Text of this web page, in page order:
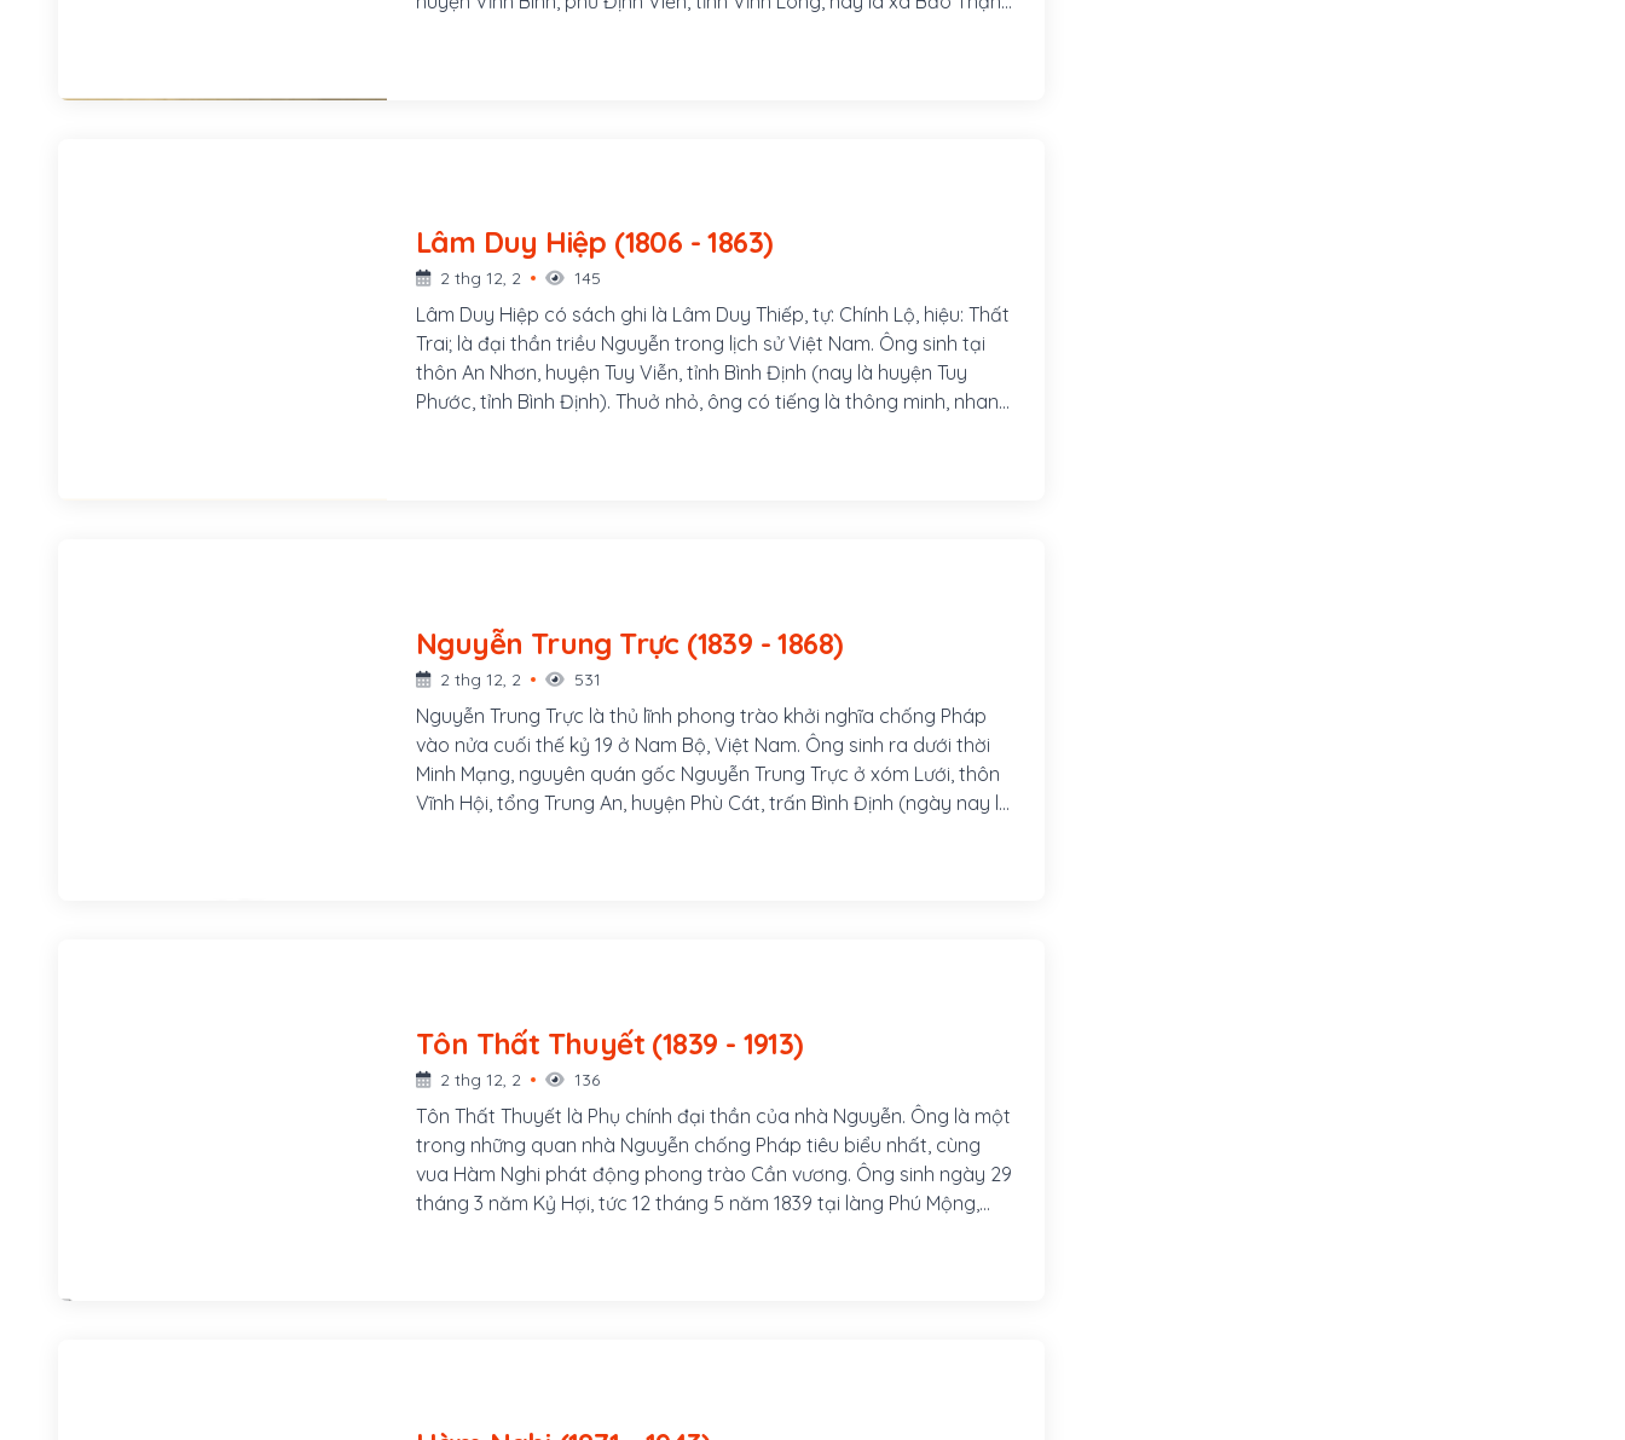
Lâm Duy Hiệp (1806 - 1863)
2 thg 12, 2 145
Lâm Duy Hiệp có sách ghi là Lâm Duy Thiếp, tự: Chính Lộ, hiệu: Thất
Trai; là đại thần triều Nguyễn trong lịch sử Việt Nam. Ông sinh tại
thôn An Nhơn, huyện Tuy Viễn, tỉnh Bình Định (nay là huyện Tuy
Phước, tỉnh Bình Định). Thuở nhỏ, ông có tiếng là thông minh, nhanh
Nguyễn Trung Trực (1839 - 1868)
2 thg 12, 2 531
Nguyễn Trung Trực là thủ lĩnh phong trào khởi nghĩa chống Pháp
vào nửa cuối thế kỷ 19 ở Nam Bộ, Việt Nam. Ông sinh ra dưới thời
Minh Mạng, nguyên quán gốc Nguyễn Trung Trực ở xóm Lưới, thôn
Vĩnh Hội, tổng Trung An, huyện Phù Cát, trấn Bình Định (ngày nay là
Tôn Thất Thuyết (1839 - 1913)
2 thg 12, 2 136
Tôn Thất Thuyết là Phụ chính đại thần của nhà Nguyễn. Ông là một
trong những quan nhà Nguyễn chống Pháp tiêu biểu nhất, cùng
vua Hàm Nghi phát động phong trào Cần vương. Ông sinh ngày 29
tháng 3 năm Kỷ Hợi, tức 12 tháng 5 năm 1839 tại làng Phú Mộng,